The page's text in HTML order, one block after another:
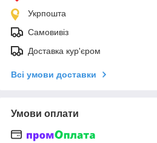
Укрпошта
Самовивіз
Доставка кур'єром
Всі умови доставки
Умови оплати